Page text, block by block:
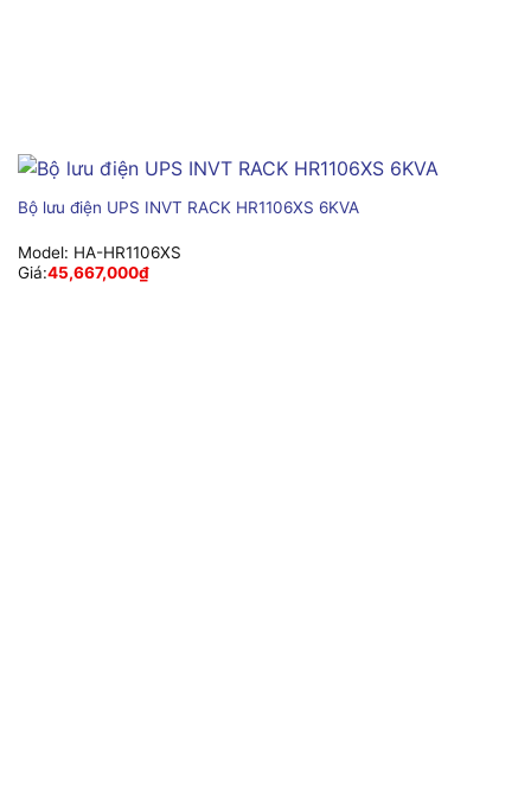
Bộ lưu điện UPS INVT RACK HR1106XS 6KVA
Model: HA-HR1106XS
Giá:45,667,000₫